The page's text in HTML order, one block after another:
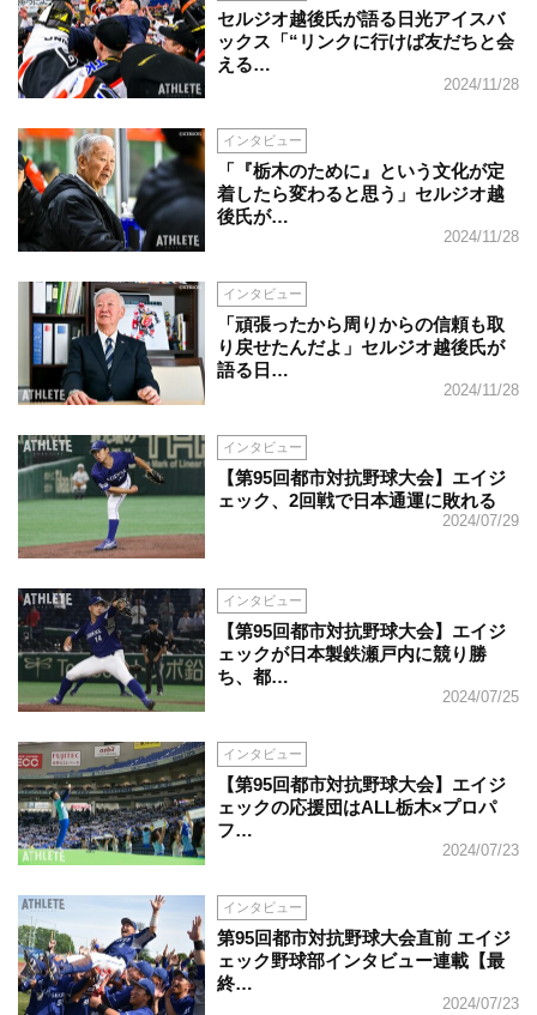
セルジオ越後氏が語る日光アイスバ
ックス「“リンクに行けば友だちと会
える…
2024/11/28
インタビュー
「『栃木のために』という文化が定
着したら変わると思う」セルジオ越
後氏が…
2024/11/28
インタビュー
「頑張ったから周りからの信頼も取
り戻せたんだよ」セルジオ越後氏が
語る日…
2024/11/28
インタビュー
【第95回都市対抗野球大会】エイジ
ェック、2回戦で日本通運に敗れる
2024/07/29
インタビュー
【第95回都市対抗野球大会】エイジ
ェックが日本製鉄瀬戸内に競り勝
ち、都…
2024/07/25
インタビュー
【第95回都市対抗野球大会】エイジ
ェックの応援団はALL栃木×プロパ
フ…
2024/07/23
インタビュー
第95回都市対抗野球大会直前 エイジ
ェック野球部インタビュー連載【最
終…
2024/07/23